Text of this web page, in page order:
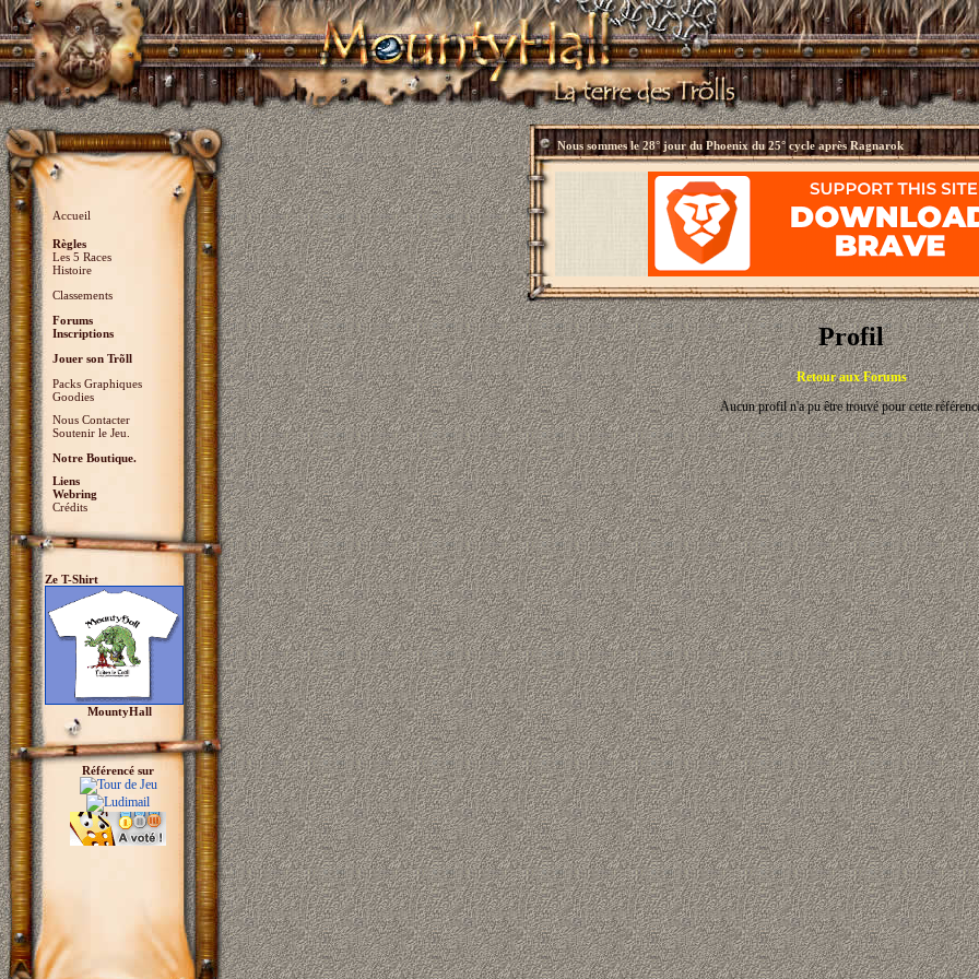
Accueil
Règles
Les 5 Races
Histoire
Classements
Forums
Inscriptions
Jouer son Trõll
Packs Graphiques
Goodies
Nous Contacter
Soutenir le Jeu.
Notre Boutique.
Liens
Webring
Crédits
Ze T-Shirt
MountyHall
Référencé sur
Nous sommes le28° jour du Phoenix du 25° cycle après Ragnarok
Profil
Retour aux Forums
Aucun profil n'a pu être trouvé pour cette